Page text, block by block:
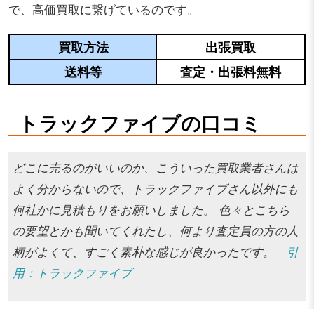
で、高価買取に繋げているのです。
買取方法
出張買取
送料等
査定・出張料無料
トラックファイブの口コミ
どこに売るのがいいのか、こういった買取業者さんは
よく分からないので、トラックファイブさん以外にも
何社かに見積もりをお願いしました。 色々とこちら
の要望とかも聞いてくれたし、何より査定員の方の人
柄がよくて、すごく素朴な感じが良かったです。
引
用：トラックファイブ